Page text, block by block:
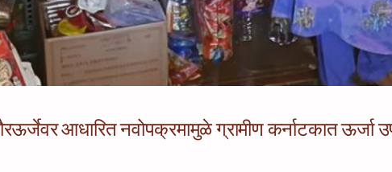
आधारित नवोपक्रमामुळे ग्रामीण कर्नाटकात